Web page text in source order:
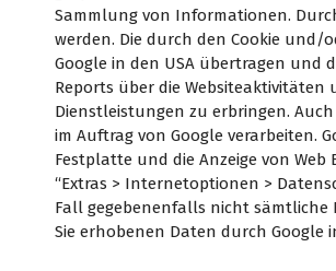
Sammlung von Informationen.
werden. Die durch den Cookie und/
Google in den USA übertragen und
Reports über die
Dienstleistungen zu erbringen.
im Auftrag von Google verarbeiten.
Festplatte und die Anzeige von
“Extras > Internetoptionen >
Fall gegebenenfalls nicht sämtliche
Sie erhobenen Daten durch Google